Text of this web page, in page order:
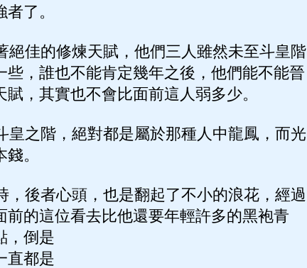
了。
佳的修煉天賦，他們三人雖然未至斗皇階
，誰也不能肯定幾年之後，他們能不能晉
，其實也不會比面前這人弱多少。
之階，絕對都是屬於那種人中龍鳳，而光
。
後者心頭，也是翻起了不小的浪花，經過
的這位看去比他還要年輕許多的黑袍青
，倒是
直都是